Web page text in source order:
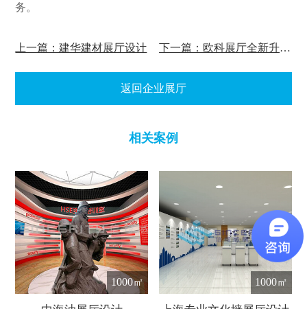
务。
上一篇：建华建材展厅设计 下一篇：欧科展厅全新升级设计
返回企业展厅
相关案例
1000㎡ 1000㎡